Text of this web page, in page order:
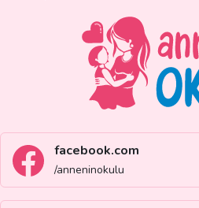
facebook.com
/anneninokulu